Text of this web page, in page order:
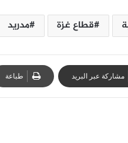
قطاع غزة مدريد
مشاركة عبر البريد طباعة